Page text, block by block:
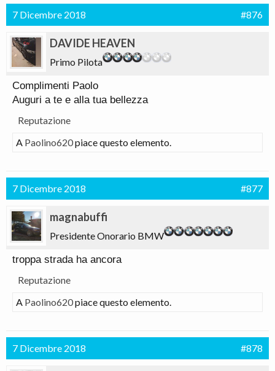
7 Dicembre 2018 #876
DAVIDE HEAVEN
Primo Pilota
Complimenti Paolo
Auguri a te e alla tua bellezza
Reputazione
A Paolino620piace questo elemento.
7 Dicembre 2018 #877
magnabuffi
Presidente Onorario BMW
troppa strada ha ancora
Reputazione
A Paolino620piace questo elemento.
7 Dicembre 2018 #878